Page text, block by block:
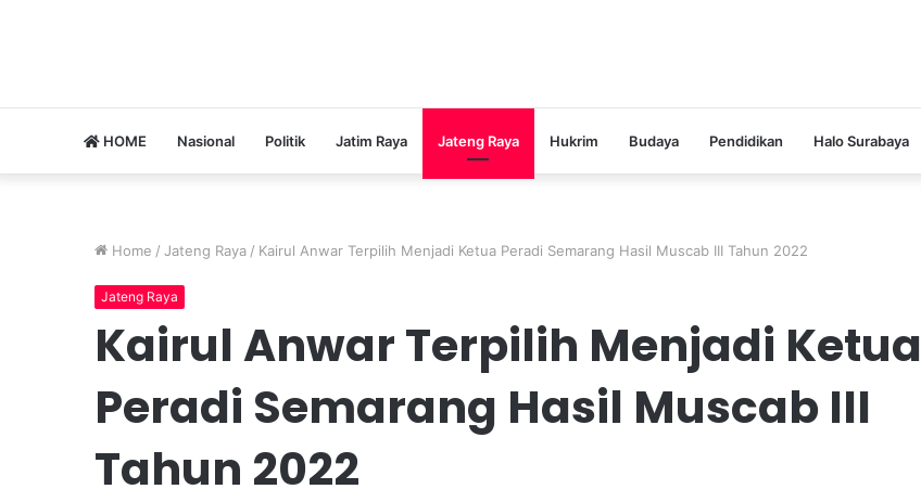
HOME Nasional Politik Jatim Raya Jateng Raya Hukrim Budaya Pendidikan Halo Surabaya
Home / Jateng Raya / Kairul Anwar Terpilih Menjadi Ketua Peradi Semarang Hasil Muscab III Tahun 2022
Jateng Raya
Kairul Anwar Terpilih Menjadi Ketua
Peradi Semarang Hasil Muscab III
Tahun 2022